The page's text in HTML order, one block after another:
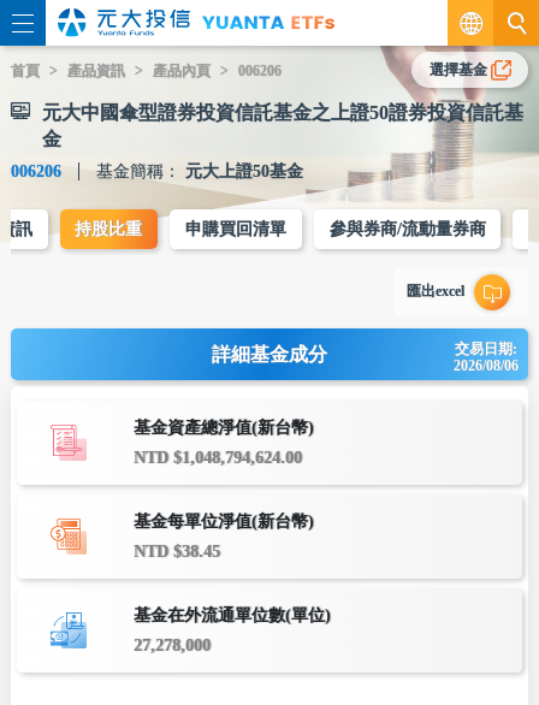
繁
EN
首頁 產品資訊 產品內頁 006206
元大中國傘型證券投資信託基金之上證50證券投資信託基
金
006206 基金簡稱： 元大上證50基金
選擇基金
訊 持股比重 申購買回清單 參與券商/流動量券商
匯出excel
詳細基金成分
交易日期:
2026/08/06
基金資產總淨值(新台幣)
NTD $1,048,794,624.00
基金每單位淨值(新台幣)
NTD $38.45
基金在外流通單位數(單位)
27,278,000